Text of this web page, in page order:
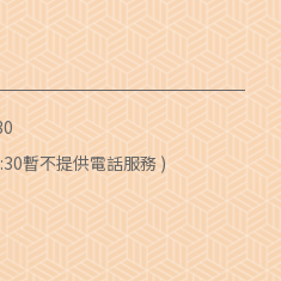
暫不提供電話服務 )